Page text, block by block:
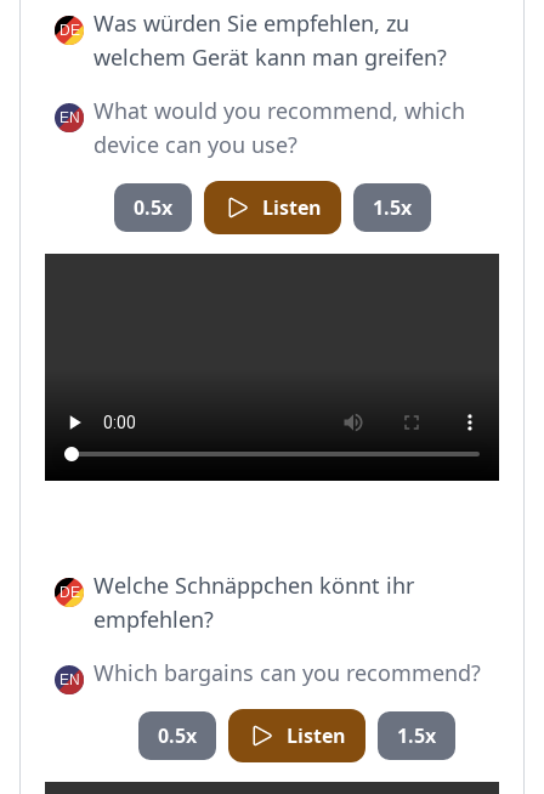
Was würden Sie empfehlen, zu
welchem Gerät kann man greifen?
What would you recommend, which
device can you use?
0.5x Listen 1.5x
Welche Schnäppchen könnt ihr
empfehlen?
Which bargains can you recommend?
0.5x Listen 1.5x